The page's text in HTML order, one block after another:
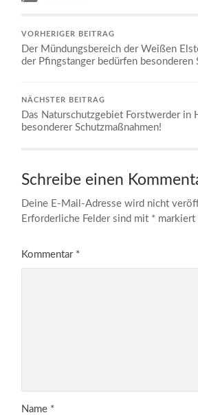
VORHERIGER BEITRAG
Der Mündungsbereich der Weißen
der Pfingstanger bedürfen besonderen
NÄCHSTER BEITRAG
Das Naturschutzgebiet Forstwerder in
besonderer Schutzmaßnahmen!
Schreibe einen
Deine E-Mail-Adresse wird nicht
Erforderliche Felder sind mit * markiert
Kommentar *
Name *